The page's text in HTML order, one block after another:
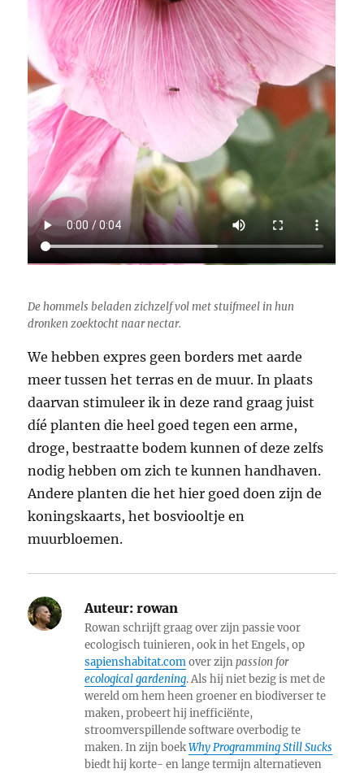
De hommels beladen zichzelf vol met stuifmeel in hun
dronken zoektocht naar nectar.
We hebben expres geen borders met aarde
meer tussen het terras en de muur. In plaats
daarvan stimuleer ik in deze rand graag juist
díé planten die heel goed tegen een arme,
droge, bestraatte bodem kunnen of deze zelfs
nodig hebben om zich te kunnen handhaven.
Andere planten die het hier goed doen zijn de
koningskaarts, het bosviooltje en
muurbloemen.
Auteur: rowan
Rowan schrijft graag over zijn passie voor
ecologisch tuinieren, ook in het Engels, op
sapienshabitat.comover zijnpassion for
ecological gardening. Als hij niet bezig is met de
wereld om hem heen groener en biodiverser te
maken, probeert hij inefficiënte,
stroomverspillende software overbodig te
maken. In zijn boekWhy Programming Still Sucks
biedt hij korte- en lange termijn alternatieven